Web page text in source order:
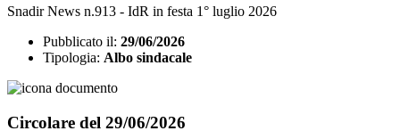
Snadir News n.913 - IdR in festa 1° luglio 2026
Pubblicato il: 29/06/2026
Tipologia: Albo sindacale
Circolare del 29/06/2026